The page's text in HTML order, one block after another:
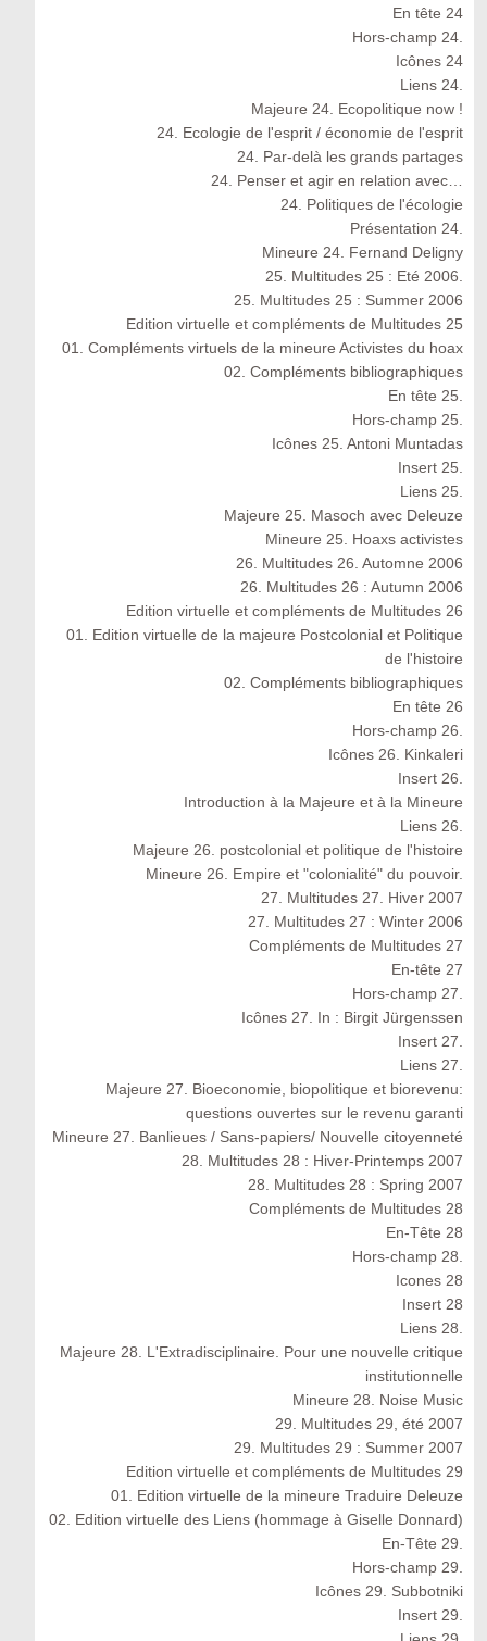
En tête 24
Hors-champ 24.
Icônes 24
Liens 24.
Majeure 24. Ecopolitique now !
24. Ecologie de l'esprit / économie de l'esprit
24. Par-delà les grands partages
24. Penser et agir en relation avec…
24. Politiques de l'écologie
Présentation 24.
Mineure 24. Fernand Deligny
25. Multitudes 25 : Eté 2006.
25. Multitudes 25 : Summer 2006
Edition virtuelle et compléments de Multitudes 25
01. Compléments virtuels de la mineure Activistes du hoax
02. Compléments bibliographiques
En tête 25.
Hors-champ 25.
Icônes 25. Antoni Muntadas
Insert 25.
Liens 25.
Majeure 25. Masoch avec Deleuze
Mineure 25. Hoaxs activistes
26. Multitudes 26. Automne 2006
26. Multitudes 26 : Autumn 2006
Edition virtuelle et compléments de Multitudes 26
01. Edition virtuelle de la majeure Postcolonial et Politique
de l'histoire
02. Compléments bibliographiques
En tête 26
Hors-champ 26.
Icônes 26. Kinkaleri
Insert 26.
Introduction à la Majeure et à la Mineure
Liens 26.
Majeure 26. postcolonial et politique de l'histoire
Mineure 26. Empire et "colonialité" du pouvoir.
27. Multitudes 27. Hiver 2007
27. Multitudes 27 : Winter 2006
Compléments de Multitudes 27
En-tête 27
Hors-champ 27.
Icônes 27. In : Birgit Jürgenssen
Insert 27.
Liens 27.
Majeure 27. Bioeconomie, biopolitique et biorevenu:
questions ouvertes sur le revenu garanti
Mineure 27. Banlieues / Sans-papiers/ Nouvelle citoyenneté
28. Multitudes 28 : Hiver-Printemps 2007
28. Multitudes 28 : Spring 2007
Compléments de Multitudes 28
En-Tête 28
Hors-champ 28.
Icones 28
Insert 28
Liens 28.
Majeure 28. L'Extradisciplinaire. Pour une nouvelle critique
institutionnelle
Mineure 28. Noise Music
29. Multitudes 29, été 2007
29. Multitudes 29 : Summer 2007
Edition virtuelle et compléments de Multitudes 29
01. Edition virtuelle de la mineure Traduire Deleuze
02. Edition virtuelle des Liens (hommage à Giselle Donnard)
En-Tête 29.
Hors-champ 29.
Icônes 29. Subbotniki
Insert 29.